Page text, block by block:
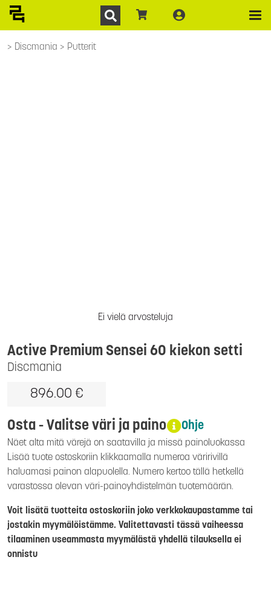
Discmania Putterit
Ei vielä arvosteluja
Discmania
Active Premium Sensei 60 kiekon setti
896.00 €
Osta - Valitse väri ja paino Ohje
Näet alta mitä värejä on saatavilla ja missä painoluokassa
Lisää tuote ostoskoriin klikkaamalla numeroa väririvillä
haluamasi painon alapuolella. Numero kertoo tällä hetkellä
varastossa olevan väri-painoyhdistelmän tuotemäärän.
Voit lisätä tuotteita ostoskoriin joko verkkokaupastamme tai
jostakin myymälöistämme. Valitettavasti tässä vaiheessa
tilaaminen useammasta myymälästä yhdellä tilauksella ei
onnistu